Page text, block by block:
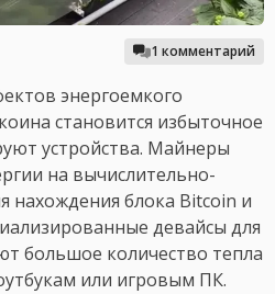
1 комментарий
энергоемкого
становится избыточное
устройства. Майнеры
на вычислительно-
нахождения блока Bitcoin и
девайсы для
большое количество тепла
или игровым ПК.